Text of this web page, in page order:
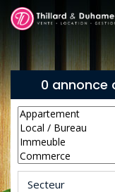
0 annonce
Secteur